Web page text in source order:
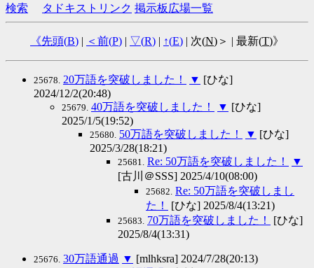
検索
タドキストリンク 掲示板広場一覧
《先頭(B) | ＜前(P) | ▽(R) | ↑(E) | 次(N)＞ | 最新(T)》
25678. 20万語を突破しました！ ▼ [ひな]
2024/12/2(20:48)
25679. 40万語を突破しました！ ▼ [ひな]
2025/1/5(19:52)
25680. 50万語を突破しました！ ▼ [ひな]
2025/3/28(18:21)
25681. Re: 50万語を突破しました！
▼
[古川＠SSS] 2025/4/10(08:00)
25682. Re: 50万語を突破しまし
た！
[ひな] 2025/8/4(13:21)
25683. 70万語を突破しました！
[ひな]
2025/8/4(13:31)
25676. 30万語通過 ▼ [mlhksra] 2024/7/28(20:13)